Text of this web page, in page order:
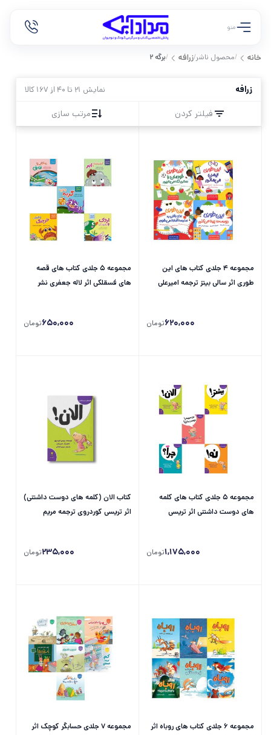
منو
خانه /محصول ناشر/زرافه /برگه 2
زرافه نمایش 21 تا 40 از 167 کالا
فیلتر کردن مرتب سازی
مجموعه 4 جلدی کتاب های این
طوری اثر سالی بیتز ترجمه امیرعلی
620,000تومان
مجموعه 5 جلدی کتاب های قصه
های فسقلکی اثر لاله جعفری نشر
650,000تومان
مجموعه 5 جلدی کتاب های کلمه
های دوست داشتنی اثر تریسی
1,175,000تومان
کتاب الان (کلمه های دوست داشتنی)
اثر تریسی کوردروی ترجمه مریم
235,000تومان
مجموعه 6 جلدی کتاب های روباه اثر
مجموعه 7 جلدی حسابگر کوچک اثر